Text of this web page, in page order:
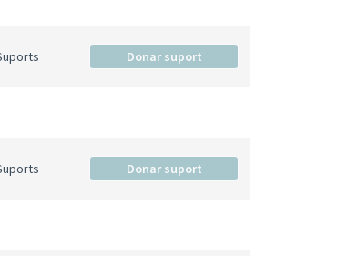
Suports Donar suport
Suports Donar suport